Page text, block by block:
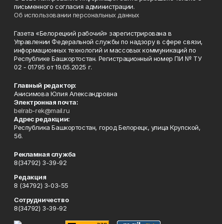
письменного согласия администрации.
Об использовании персональных данных
Газета «Белорецкий рабочий» зарегистрирована в
Управлении Федеральной службы по надзору в сфере связи,
информационных технологий и массовых коммуникаций по
Республике Башкортостан. Регистрационный номер ПИ № ТУ
02 - 01795 от 19.05.2025 г.
Главный редактор:
Анисимова Юлия Александровна
Электронная почта:
belrab-rek@mail.ru
Адрес редакции:
Республика Башкортостан, город Белорецк, улица Крупской,
56.
Рекламная служба
8(34792) 3-39-92
Редакция
8 (34792) 3-03-55
Сотрудничество
8(34792) 3-39-92